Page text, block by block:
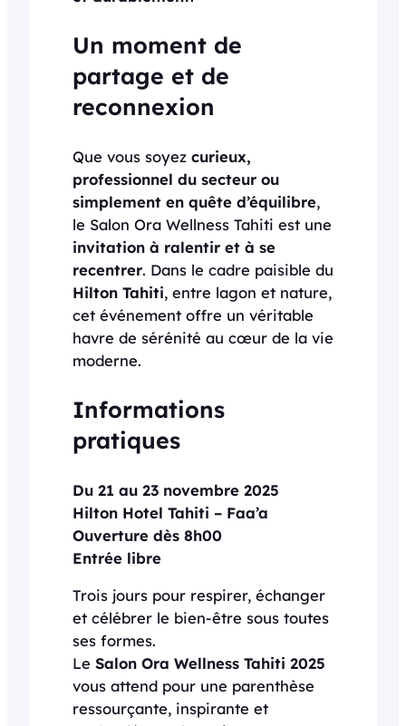
Un moment de
partage et de
reconnexion
Que vous soyez curieux,
professionnel du secteur ou
simplement en quête d’équilibre,
le Salon Ora Wellness Tahiti est une
invitation à ralentir et à se
recentrer. Dans le cadre paisible du
Hilton Tahiti, entre lagon et nature,
cet événement offre un véritable
havre de sérénité au cœur de la vie
moderne.
Informations
pratiques
Du 21 au 23 novembre 2025
Hilton Hotel Tahiti – Faa’a
Ouverture dès 8h00
Entrée libre
Trois jours pour respirer, échanger
et célébrer le bien-être sous toutes
ses formes.
Le Salon Ora Wellness Tahiti 2025
vous attend pour une parenthèse
ressourçante, inspirante et